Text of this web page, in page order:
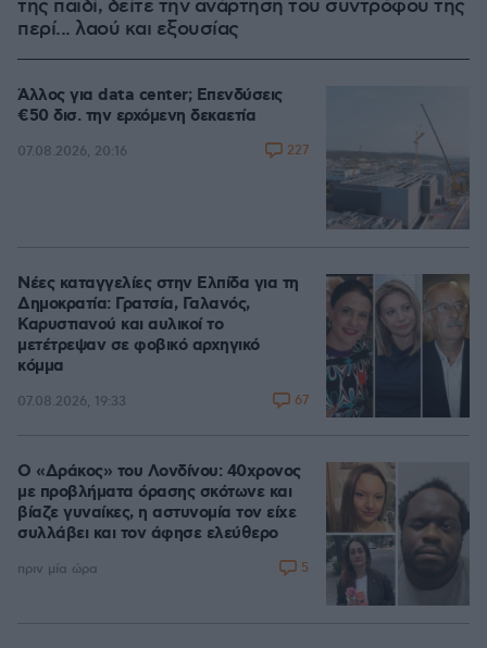
της παιδί, δείτε την ανάρτηση του συντρόφου της
περί... λαού και εξουσίας
Άλλος για data center; Επενδύσεις
€50 δισ. την ερχόμενη δεκαετία
07.08.2026, 20:16 227
Νέες καταγγελίες στην Ελπίδα για τη
Δημοκρατία: Γρατσία, Γαλανός,
Καρυστιανού και αυλικοί το
μετέτρεψαν σε φοβικό αρχηγικό
κόμμα
07.08.2026, 19:33 67
Ο «Δράκος» του Λονδίνου: 40χρονος
με προβλήματα όρασης σκότωνε και
βίαζε γυναίκες, η αστυνομία τον είχε
συλλάβει και τον άφησε ελεύθερο
πριν μία ώρα 5